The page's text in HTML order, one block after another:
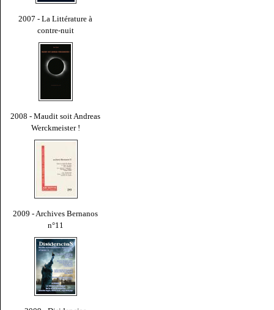
2007 - La Littérature à
contre-nuit
2008 - Maudit soit Andreas
Werckmeister !
2009 - Archives Bernanos
n°11